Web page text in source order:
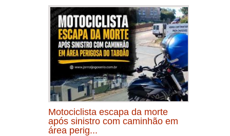
Motociclista escapa da morte
após sinistro com caminhão em
área perig...